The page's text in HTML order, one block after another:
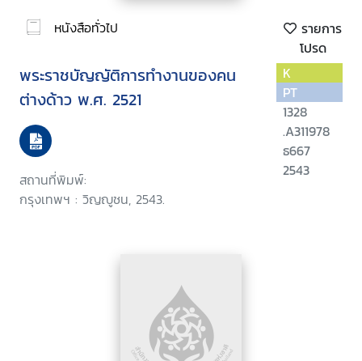
หนังสือทั่วไป
รายการ
โปรด
พระราชบัญญัติการทำงานของคน
ต่างด้าว พ.ศ. 2521
สถานที่พิมพ์:
กรุงเทพฯ : วิญญูชน, 2543.
K
PT
1328
.A311978
ธ667
2543